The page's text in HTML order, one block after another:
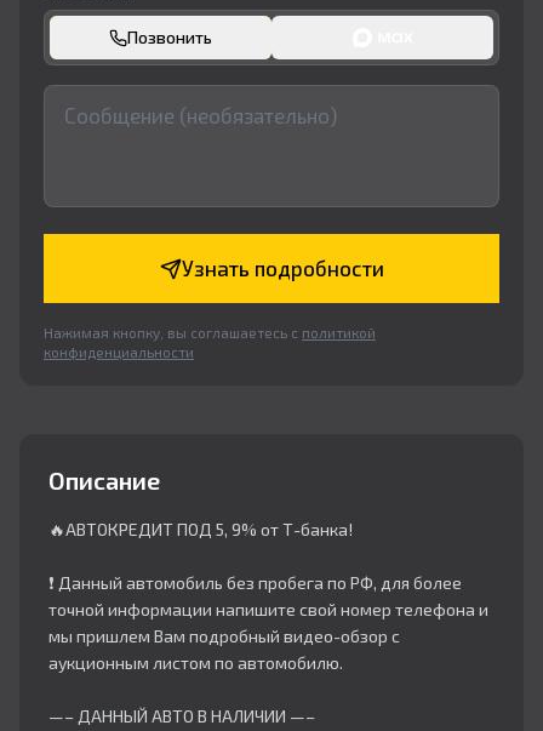
Позвонить
Узнать подробности
Нажимая кнопку, вы соглашаетесь с политикой
конфиденциальности
Описание
🔥АВТОКРЕДИТ ПОД 5, 9% от Т-банка!
❗ Данный автомобиль без пробега по РФ, для более
точной информации напишите свой номер телефона и
мы пришлем Вам подробный видео-обзор с
аукционным листом по автомобилю.
—– ДАННЫЙ АВТО В НАЛИЧИИ —–